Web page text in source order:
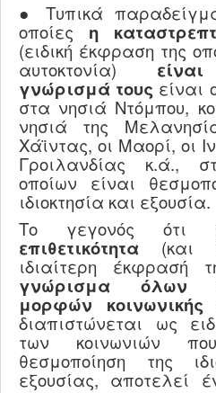
● Τυπικά
οποίες η
(ειδική έκφραση της
αυτοκτονία)
γνώρισμά τους είναι
στα νησιά Nτόμπου,
νησιά της
Χάϊντας, οι Μαορί, οι
Γροιλανδίας κ.ά.,
οποίων είναι
ιδιοκτησία και εξουσία.
Το γεγονός ότι
επιθετικότητα (και
ιδιαίτερη έκφρασή
γνώρισμα όλων
μορφών
διαπιστώνεται ως
των κοινωνιών
θεσμοποίηση της
εξουσίας, αποτελεί